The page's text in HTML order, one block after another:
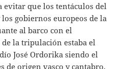
que los tentáculos del
gobiernos europeos de la
al barco con el
la tripulación estaba el
José Ordorika siendo el
de origen vasco y cantabro.